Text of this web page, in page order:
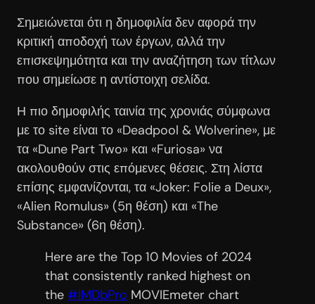
Σημειώνεται ότι η δημοφιλία δεν αφορά την
κριτική αποδοχή των έργων, αλλά την
επισκεψημότητα και την αναζήτηση των τίτλων
που σημείωσε η αντίστοιχη σελίδα.
Η πιο δημοφιλής ταινία της χρονιάς σύμφωνα
με το site είναι το «Deadpool & Wolverine», με
τα «Dune Part Two» και «Furiosa» να
ακολουθούν στις επόμενες θέσεις. Στη λίστα
επίσης εμφανίζονται, τα «Joker: Folie a Deux»,
«Alien Romulus» (5η θέση) και «The
Substance» (6η θέση).
Here are the Top 10 Movies of 2024
that consistently ranked highest on
the #IMDbPro MOVIEmeter chart